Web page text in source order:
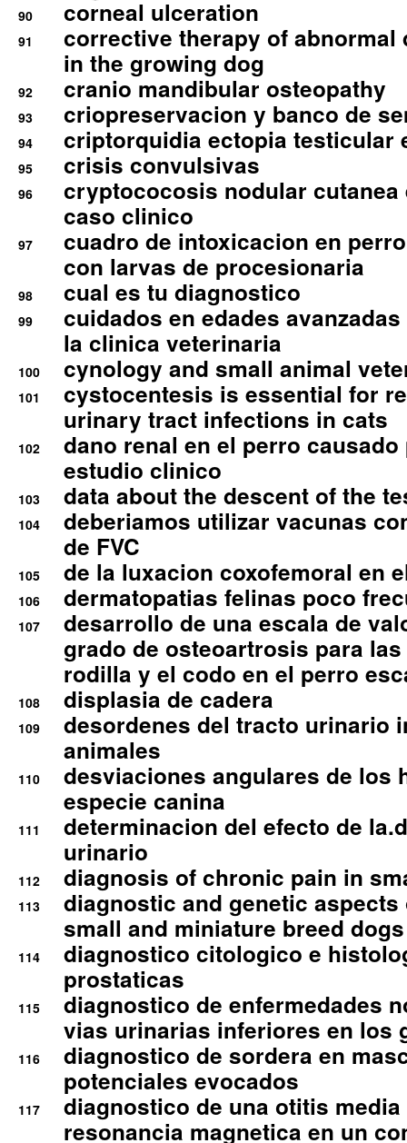
90 corneal ulceration
91
corrective therapy of abnormal
in the growing dog
92 cranio mandibular osteopathy
93 criopreservacion y banco de
94 criptorquidia ectopia testicular
95 crisis convulsivas
96
cryptococosis nodular cutanea
caso clinico
97
cuadro de intoxicacion en
con larvas de procesionaria
98 cual es tu diagnostico
99
cuidados en edades
la clinica veterinaria
100 cynology and small animal
101
cystocentesis is essential for
urinary tract infections in cats
102
dano renal en el perro
estudio clinico
103 data about the descent of the
104
deberiamos utilizar vacunas
de FVC
105 de la luxacion coxofemoral en
106 dermatopatias felinas poco
107
desarrollo de una escala de
grado de osteoartrosis para
rodilla y el codo en el perro
108 displasia de cadera
109
desordenes del tracto urinario
animales
110
desviaciones angulares de los
especie canina
111
determinacion del efecto de
urinario
112 diagnosis of chronic pain in
113
diagnostic and genetic
small and miniature breed
114
diagnostico citologico e
prostaticas
115
diagnostico de enfermedades
vias urinarias inferiores en los
116
diagnostico de sordera en
potenciales evocados
117
diagnostico de una otitis
resonancia magnetica en un